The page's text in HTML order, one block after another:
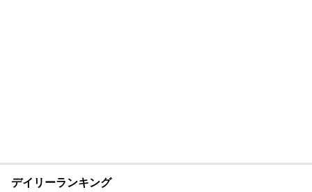
デイリーランキング